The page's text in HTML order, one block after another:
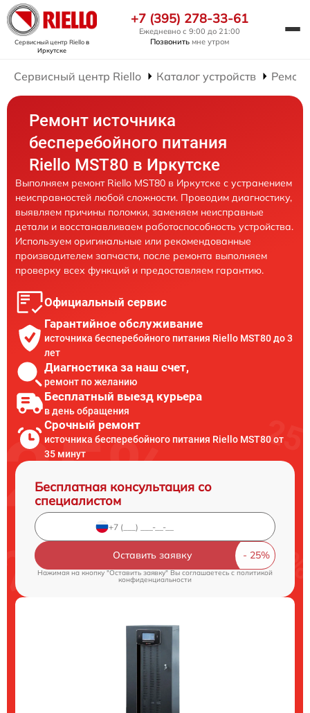
Сервисный центр Rielloв
Иркутске
+7 (395) 278-33-61
Ежедневно с 9:00 до 21:00
Позвонить мне утром
Сервисный центр Riello Каталог устройств
Ремонт источника
бесперебойного питания
Riello MST80 в Иркутске
Выполняем ремонт Riello MST80 в Иркутске с устранением
неисправностей любой сложности. Проводим диагностику,
выявляем причины поломки, заменяем неисправные
детали и восстанавливаем работоспособность устройства.
Используем оригинальные или рекомендованные
производителем запчасти, после ремонта выполняем
проверку всех функций и предоставляем гарантию.
Официальный сервис
Гарантийное обслуживание
источника бесперебойного питания Riello MST80 до 3
лет
Диагностика за наш счет,
ремонт по желанию
Бесплатный выезд курьера
в день обращения
Срочный ремонт
источника бесперебойного питания Riello MST80 от
35 минут
Бесплатная консультация со
специалистом
Оставить заявку
Нажимая на кнопку "Оставить заявку" Вы соглашаетесь c политикой
конфиденциальности